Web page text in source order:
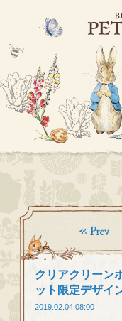
クリアクリーン
ット限定デザイ
2019.02.04 08:00